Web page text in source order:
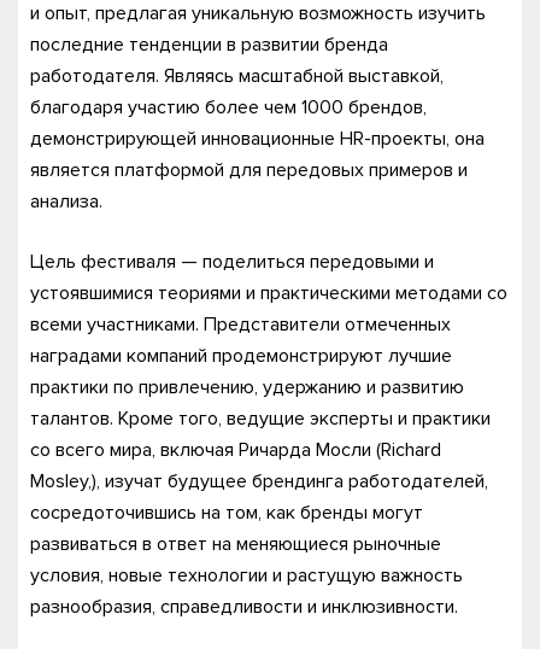
и опыт, предлагая уникальную возможность изучить
последние тенденции в развитии бренда
работодателя. Являясь масштабной выставкой,
благодаря участию более чем 1000 брендов,
демонстрирующей инновационные HR-проекты, она
является платформой для передовых примеров и
анализа.
Цель фестиваля — поделиться передовыми и
устоявшимися теориями и практическими методами со
всеми участниками. Представители отмеченных
наградами компаний продемонстрируют лучшие
практики по привлечению, удержанию и развитию
талантов. Кроме того, ведущие эксперты и практики
со всего мира, включая Ричарда Мосли (Richard
Mosley,), изучат будущее брендинга работодателей,
сосредоточившись на том, как бренды могут
развиваться в ответ на меняющиеся рыночные
условия, новые технологии и растущую важность
разнообразия, справедливости и инклюзивности.